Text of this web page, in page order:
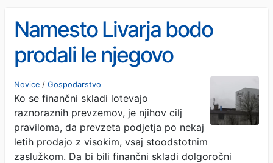
Namesto Livarja bodo
prodali le njegovo
proizvodno nepremičnino
v Ivančni Gorici
Novice / Gospodarstvo
Ko se finančni skladi lotevajo
raznoraznih prevzemov, je njihov cilj
praviloma, da prevzeta podjetja po nekaj
letih prodajo z visokim, vsaj stoodstotnim
zaslužkom. Da bi bili finančni skladi dolgoročni